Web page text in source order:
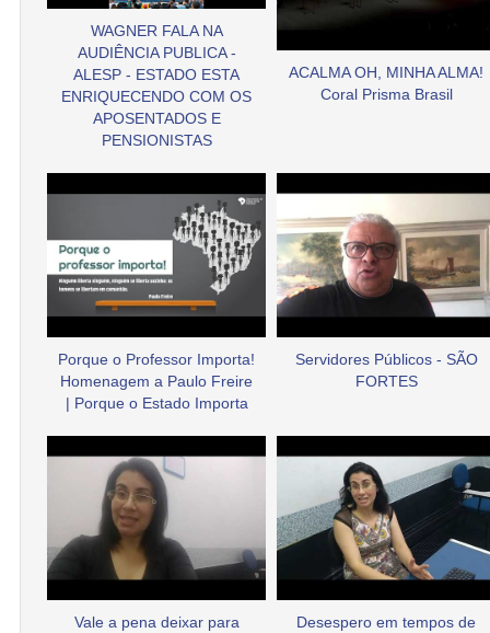
WAGNER FALA NA
AUDIÊNCIA PUBLICA -
ALESP - ESTADO ESTA
ENRIQUECENDO COM OS
APOSENTADOS E
PENSIONISTAS
ACALMA OH, MINHA ALMA!
Coral Prisma Brasil
Porque o Professor Importa!
Homenagem a Paulo Freire
| Porque o Estado Importa
Servidores Públicos - SÃO
FORTES
Vale a pena deixar para
Desespero em tempos de